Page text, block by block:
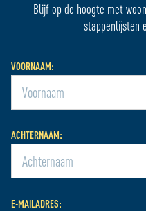
Blijf op de hoogte met
stappenlijsten
VOORNAAM:
ACHTERNAAM:
E-MAILADRES: